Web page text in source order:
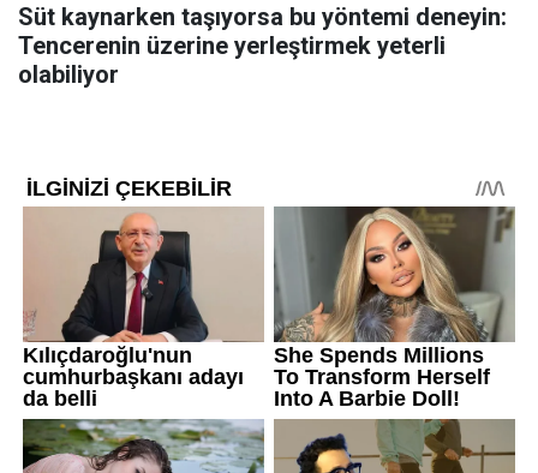
Süt kaynarken taşıyorsa bu yöntemi deneyin:
Tencerenin üzerine yerleştirmek yeterli
olabiliyor